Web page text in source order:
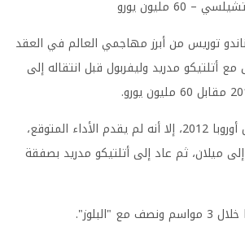
توريس من أبرز مهاجمي العالم في العقد
مع أتلتيكو مدريد وليفربول قبل انتقاله إلى
ورغم فوزه بدوري أبطال أوروبا 2012، إلا أنه لم يقدم الأداء المتوقع،
2014 معارا إلى ميلان، ثم عاد إلى أتلتيكو مدريد بصفقة